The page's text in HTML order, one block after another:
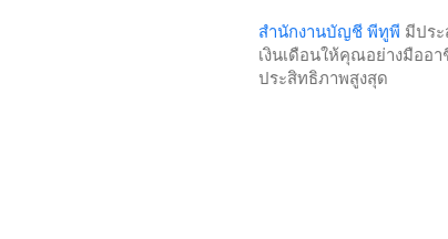
สำนักงานบัญชี พีทูพี มีปร
เงินเดือนให้คุณอย่างมืออ
ประสิทธิภาพสูงสุด